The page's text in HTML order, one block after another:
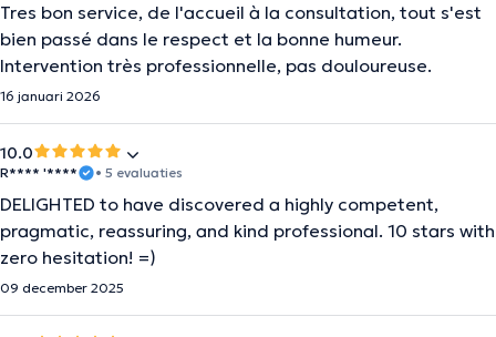
Tres bon service, de l'accueil à la consultation, tout s'est
bien passé dans le respect et la bonne humeur.
Intervention très professionnelle, pas douloureuse.
16 januari 2026
10.0
R**** '**** • 5 evaluaties
DELIGHTED to have discovered a highly competent,
pragmatic, reassuring, and kind professional. 10 stars with
zero hesitation! =)
09 december 2025